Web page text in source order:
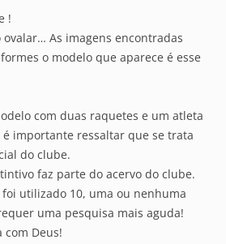
!
ovalar… As imagens encontradas
o modelo que aparece é esse
com duas raquetes e um atleta
importante ressaltar que se trata
do clube.
faz parte do acervo do clube.
foi utilizado 10, uma ou nenhuma
uma pesquisa mais aguda!
com Deus!